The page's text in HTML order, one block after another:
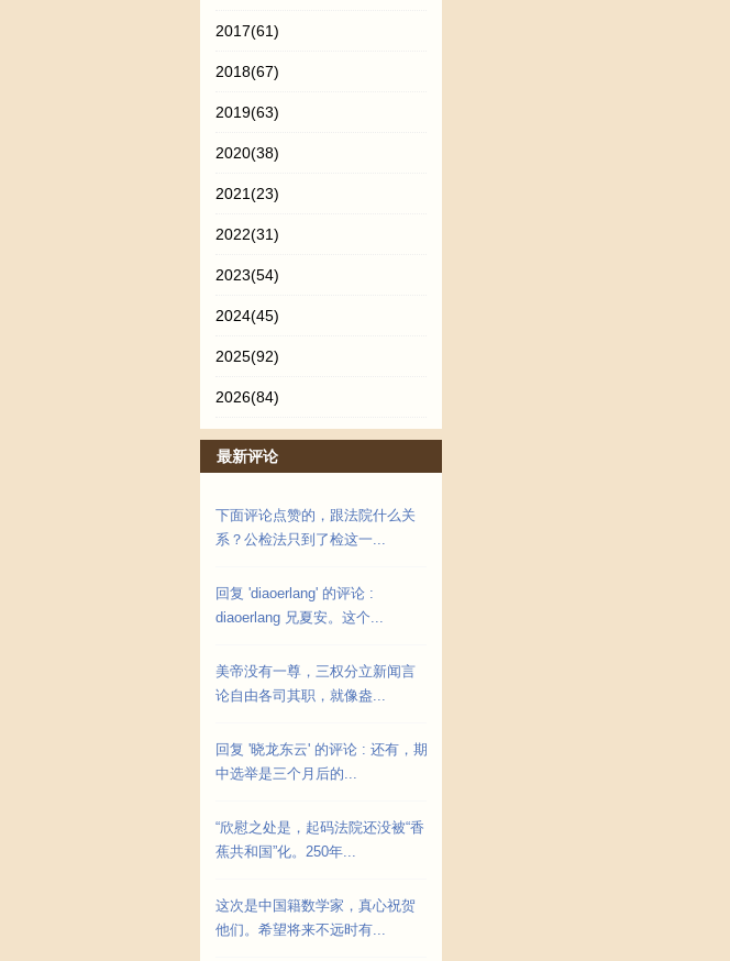
2017(61)
2018(67)
2019(63)
2020(38)
2021(23)
2022(31)
2023(54)
2024(45)
2025(92)
2026(84)
最新评论
下面评论点赞的，跟法院什么关
系？公检法只到了检这一...
回复 'diaoerlang' 的评论 :
diaoerlang 兄夏安。这个...
美帝没有一尊，三权分立新闻言
论自由各司其职，就像盎...
回复 '晓龙东云' 的评论 : 还有，期
中选举是三个月后的...
“欣慰之处是，起码法院还没被“香
蕉共和国”化。250年...
这次是中国籍数学家，真心祝贺
他们。希望将来不远时有...